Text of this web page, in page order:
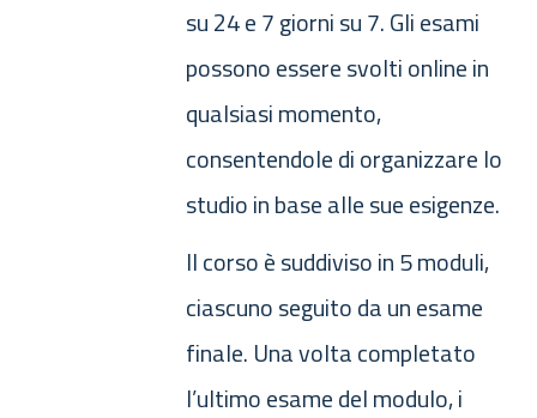
su 24 e 7 giorni su 7. Gli esami
possono essere svolti online in
qualsiasi momento,
consentendole di organizzare lo
studio in base alle sue esigenze.
Il corso è suddiviso in 5 moduli,
ciascuno seguito da un esame
finale. Una volta completato
l’ultimo esame del modulo, i